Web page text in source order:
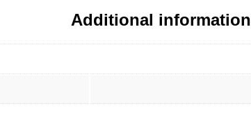
Additional information